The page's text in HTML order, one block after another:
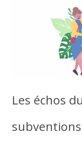
Les échos